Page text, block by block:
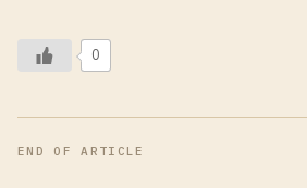
0
END OF ARTICLE